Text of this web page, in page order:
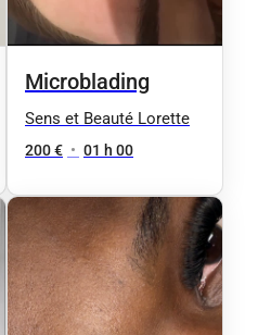
Microblading
Sens et Beauté Lorette
200 € • 01 h 00